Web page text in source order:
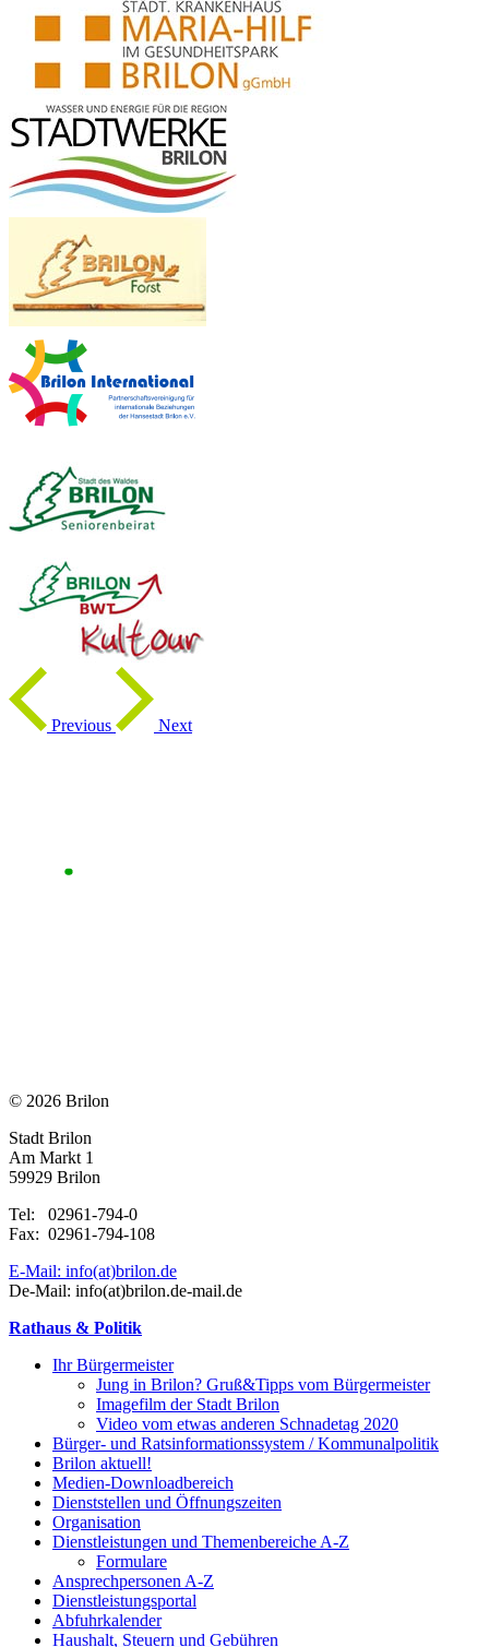
Previous Next
© 2026 Brilon
Stadt Brilon
Am Markt 1
59929 Brilon
Tel: 02961-794-0
Fax: 02961-794-108
E-Mail: info(at)brilon.de
De-Mail: info(at)brilon.de-mail.de
Rathaus & Politik
Ihr Bürgermeister
Jung in Brilon? Gruß&Tipps vom Bürgermeister
Imagefilm der Stadt Brilon
Video vom etwas anderen Schnadetag 2020
Bürger- und Ratsinformationssystem / Kommunalpolitik
Brilon aktuell!
Medien-Downloadbereich
Dienststellen und Öffnungszeiten
Organisation
Dienstleistungen und Themenbereiche A-Z
Formulare
Ansprechpersonen A-Z
Dienstleistungsportal
Abfuhrkalender
Haushalt, Steuern und Gebühren